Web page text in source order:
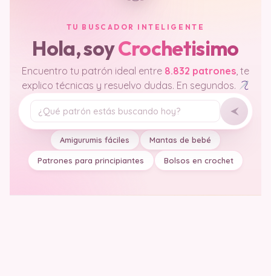
TU BUSCADOR INTELIGENTE
Hola, soyCrochetisimo
Encuentro tu patrón ideal entre 8.832 patrones, te
explico técnicas y resuelvo dudas. En segundos.
Tu pregunta
Amigurumis fáciles Mantas de bebé
Patrones para principiantes Bolsos en crochet